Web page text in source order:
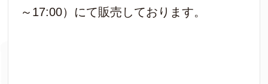
～17:00）にて販売しております。